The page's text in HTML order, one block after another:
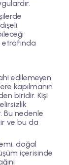
edilemeyen
kapılmanın
biridir. Kişi
Bu nedenle
ve bu da
doğal
içerisinde